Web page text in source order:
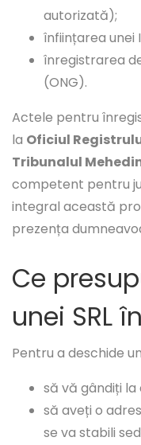
autorizată);
înființarea unei
înregistrarea
(ONG).
Actele pentru
la Oficiul
Tribunalul
competent pentru
integral această
prezența
Ce
unei SRL
Pentru a deschide
să vă gândiți la
să aveți o
se va stabili